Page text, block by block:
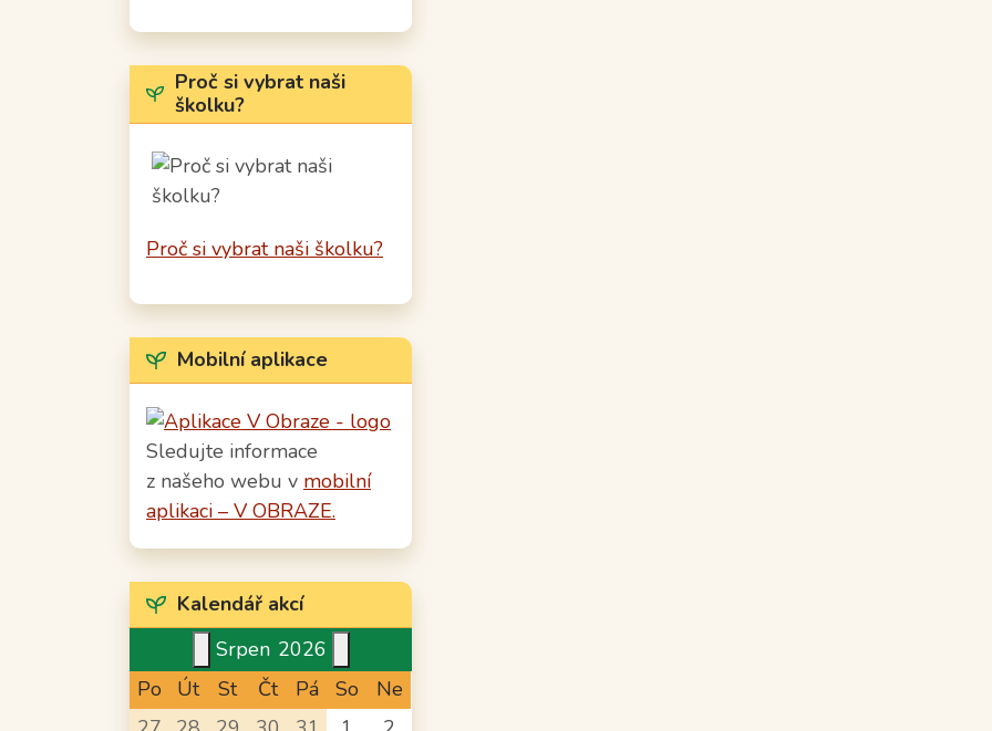
Proč si vybrat naši
školku?
Proč si vybrat naši školku?
Mobilní aplikace
Sledujte informace
z našeho webu v mobilní
aplikaci – V OBRAZE.
Kalendář akcí
Srpen 2026
Po
Út St Čt Pá So
Ne